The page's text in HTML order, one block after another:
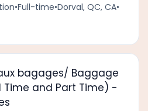
•Full-time•Dorval, QC, CA•
bagages/ Baggage
Time and Part Time) -